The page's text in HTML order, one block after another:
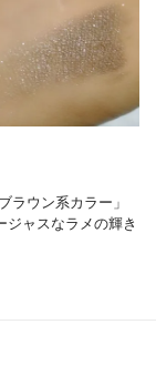
ラウン系カラー」
ジャスなラメの輝き